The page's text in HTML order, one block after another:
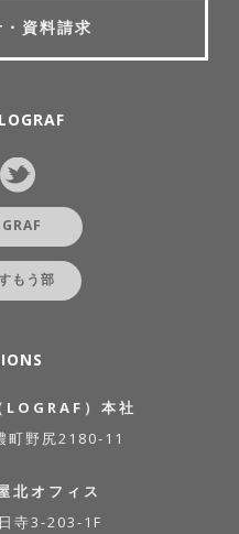
資料請求
もう部
LOGRAF）本社
町野尻2180-11
北オフィス
寺3-203-1F